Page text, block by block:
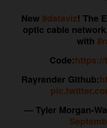
New#dataviz! The
optic cable
with
Code:https://
Rayrender Github:
— Tyler Morgan-